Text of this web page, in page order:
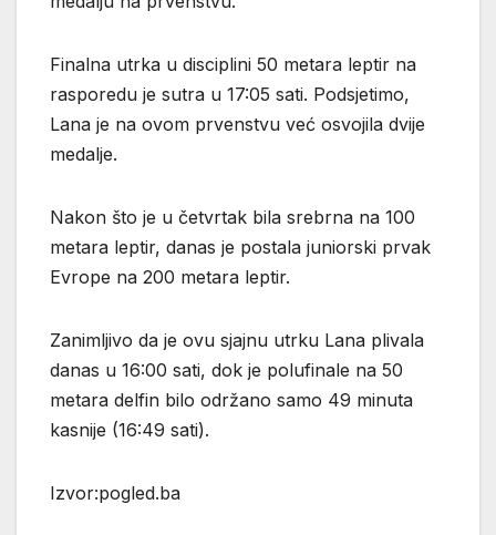
Finalna utrka u disciplini 50 metara leptir na
rasporedu je sutra u 17:05 sati. Podsjetimo,
Lana je na ovom prvenstvu već osvojila dvije
medalje.
Nakon što je u četvrtak bila srebrna na 100
metara leptir, danas je postala juniorski prvak
Evrope na 200 metara leptir.
Zanimljivo da je ovu sjajnu utrku Lana plivala
danas u 16:00 sati, dok je polufinale na 50
metara delfin bilo održano samo 49 minuta
kasnije (16:49 sati).
Izvor:pogled.ba